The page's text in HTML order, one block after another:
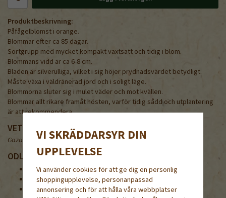
Produktbeskrivning:
Påfågelblomst i orange.
Blommar efter ca 85 dagar.
Sortgrupp med mycket kompakt växtsätt och tidig i blom.
Blommans vidd är ca 6-8 cm.
Bladen är silverulliga, vilket i sig höjer prydnadsvärdet betydligt.
Måste växa i väldränerad jord och i soligt läge.
Blommorna sluter sig i mulet väder och mot kvällen.
Blommar allt rikare framåt hösten, varför tidig sådd och utplantering
är att rekommendera.
VETENSKAPLIGT NAMN
Gazania splendens
ODLA PÅFÅGELBLOMSTER
Såtid: förkultiveras i februari-början av april
Sådjup: 0,5-1 cm
Groningstemperatur: 18°C
VI SKRÄDDARSYR DIN
UPPLEVELSE
Vi använder cookies för att ge dig en personlig
shoppingupplevelse, personanpassad
annonsering och för att hålla våra webbplatser